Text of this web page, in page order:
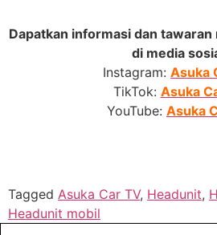
Dapatkan informasi dan
di media
Instagram: Asuka
TikTok: Asuka
YouTube: Asuka
Tagged Asuka Car TV, Headunit,
Headunit mobil